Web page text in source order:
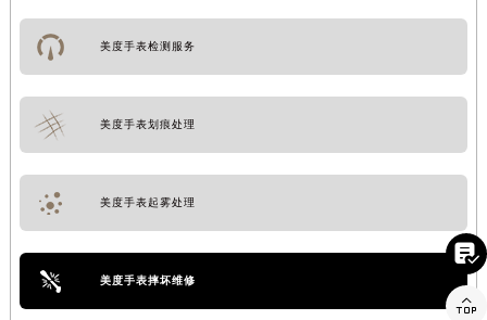
美度手表检测服务
美度手表划痕处理
美度手表起雾处理
美度手表摔坏维修

